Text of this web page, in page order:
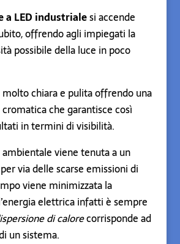
a LED industrialesi accende
offrendo agli impiegati la
possibile della luce in poco
molto chiara e pulita offrendo una
che garantisce così
in termini di visibilità.
viene tenuta a un
via delle scarse emissioni di
viene minimizzata la
elettrica infatti è sempre
di calorecorrisponde ad
un sistema.